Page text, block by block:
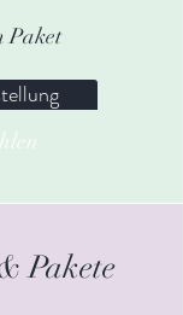
Paket
Pakete